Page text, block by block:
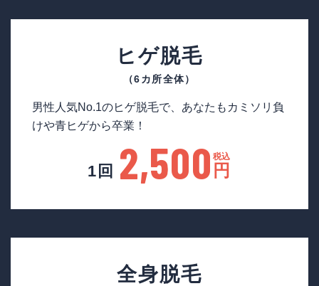
ヒゲ脱毛
（6カ所全体）
男性人気No.1のヒゲ脱毛で、あなたもカミソリ負
けや青ヒゲから卒業！
1回 2,500 税込
円
全身脱毛